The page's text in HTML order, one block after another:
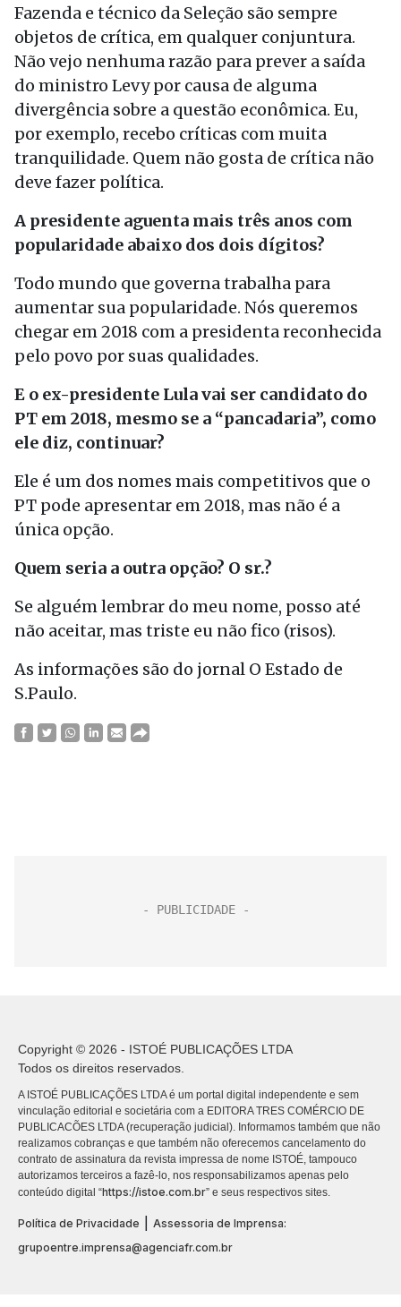
Fazenda e técnico da Seleção são sempre
objetos de crítica, em qualquer conjuntura.
Não vejo nenhuma razão para prever a saída
do ministro Levy por causa de alguma
divergência sobre a questão econômica. Eu,
por exemplo, recebo críticas com muita
tranquilidade. Quem não gosta de crítica não
deve fazer política.
A presidente aguenta mais três anos com
popularidade abaixo dos dois dígitos?
Todo mundo que governa trabalha para
aumentar sua popularidade. Nós queremos
chegar em 2018 com a presidenta reconhecida
pelo povo por suas qualidades.
E o ex-presidente Lula vai ser candidato do
PT em 2018, mesmo se a “pancadaria”, como
ele diz, continuar?
Ele é um dos nomes mais competitivos que o
PT pode apresentar em 2018, mas não é a
única opção.
Quem seria a outra opção? O sr.?
Se alguém lembrar do meu nome, posso até
não aceitar, mas triste eu não fico (risos).
As informações são do jornal O Estado de
S.Paulo.
Copyright © 2026 - ISTOÉ PUBLICAÇÕES LTDA
Todos os direitos reservados.
A ISTOÉ PUBLICAÇÕES LTDA é um portal digital independente e sem
vinculação editorial e societária com a EDITORA TRES COMÉRCIO DE
PUBLICACÕES LTDA (recuperação judicial). Informamos também que não
realizamos cobranças e que também não oferecemos cancelamento do
contrato de assinatura da revista impressa de nome ISTOÉ, tampouco
autorizamos terceiros a fazê-lo, nos responsabilizamos apenas pelo
conteúdo digital “https://istoe.com.br” e seus respectivos sites.
Política de Privacidade
Assessoria de Imprensa:
grupoentre.imprensa@agenciafr.com.br